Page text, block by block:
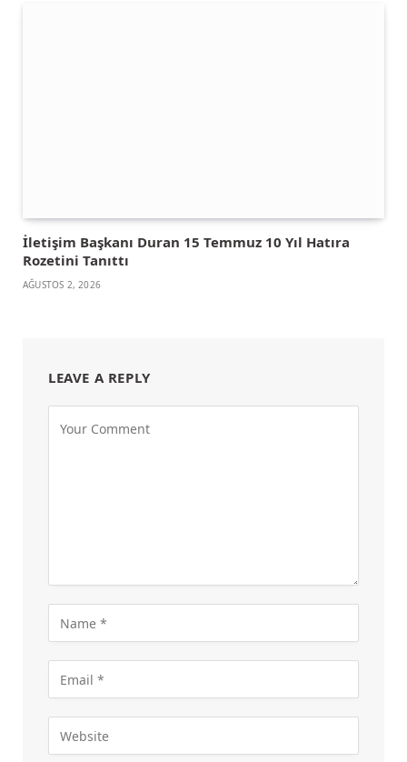
İletişim Başkanı Duran 15 Temmuz 10 Yıl Hatıra
Rozetini Tanıttı
AĞUSTOS 2, 2026
LEAVE A REPLY